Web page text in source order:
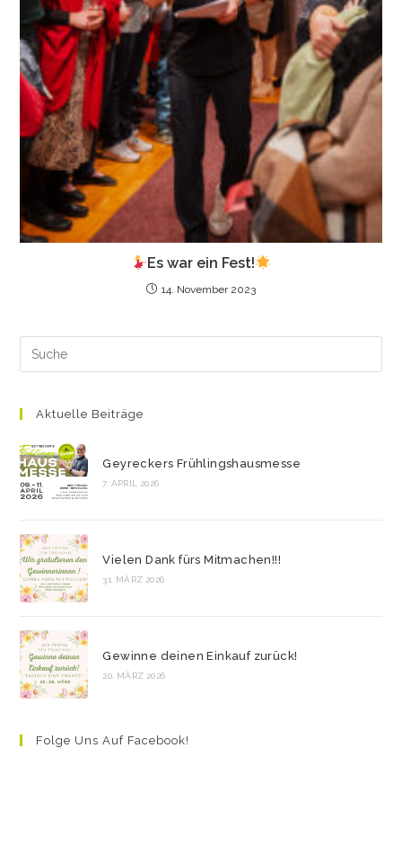
Es war ein Fest!
14. November 2023
Aktuelle Beiträge
Geyreckers Frühlingshausmesse
7. APRIL 2026
Vielen Dank fürs Mitmachen!!!
31. MÄRZ 2026
Gewinne deinen Einkauf zurück!
20. MÄRZ 2026
Folge Uns Auf Facebook!